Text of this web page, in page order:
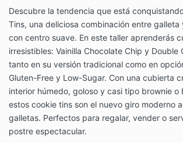
Descubre la tendencia que está
Tins, una deliciosa combinación entre
con centro suave. En este taller aprenderás
irresistibles: Vainilla Chocolate Chip y Double
tanto en su versión tradicional como en
Gluten-Free y Low-Sugar. Con una cubierta
interior húmedo, goloso y casi tipo brownie
estos cookie tins son el nuevo giro moderno
galletas. Perfectos para regalar, vender o
postre espectacular.